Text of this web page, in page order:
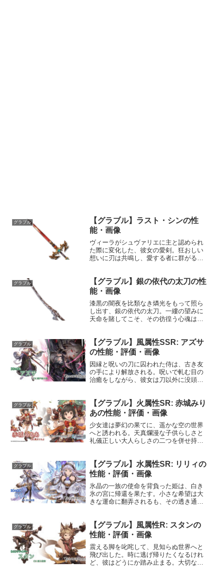
グラブル
【グラブル】ラスト・シンの性
能・画像
ヴィーラがシュヴァリエに主と認められ
た際に変化した、彼女の愛剣。狂おしい
想いに刃は共鳴し、愛する者に群がる不
奥義コンヴィクションネイル敵に闇属性
5.0倍ダ...
グラブル
【グラブル】銀の依代の太刀の性
能・画像
漆黒の闇夜を比類なき燐光をもって照ら
し出す、銀の依代の太刀。一縷の望みに
天命を賭してこそ、その彷徨う心魂は導
MAXLv1482080150奥義銀の瞬き敵に光
属性4.5倍...
グラブル
【グラブル】風属性SSR: アズサ
の性能・評価・画像
因縁と呪いの刀に囚われた侍は、古き友
の手により解放される。呪いで軋む目の
治癒をしながら、彼女は刀以外に没頭で
味：趣味探し好き：死合い、瞑想苦手：
休暇声優：瀬戸麻沙美性...
グラブル
【グラブル】火属性SR: 赤城みり
あの性能・評価・画像
少女達は夢幻の果てに、遥かな空の世界
へと誘われる。天真爛漫な子供らしさと
礼儀正しい大人らしさの二つを併せ持つ
年齢：11歳身長：140cm体重：36kg種
族：ヒューマン趣...
グラブル
【グラブル】水属性SR: リリィの
性能・評価・画像
氷晶の一族の使命を背負った姫は、白き
氷の宮に帰還を果たす。小さな希望は大
きな運命に翻弄されるも、その透き通っ
ル年齢：12歳身長：140cm種族：クリス
タニア趣味：あやと...
グラブル
【グラブル】風属性R: スタンの
性能・評価・画像
震える脚を叱咤して、見知らぬ世界へと
飛び出した。時に逃げ帰りたくなるけれ
ど、彼はどうにか踏み止まる。大切な人